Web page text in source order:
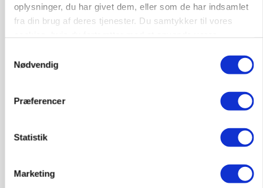
oplysninger, du har givet dem, eller som de har indsamlet
fra din brug af deres tjenester. Du samtykker til vores
Nødvendig
Præferencer
Statistik
Marketing
På døgnvagt i høsten